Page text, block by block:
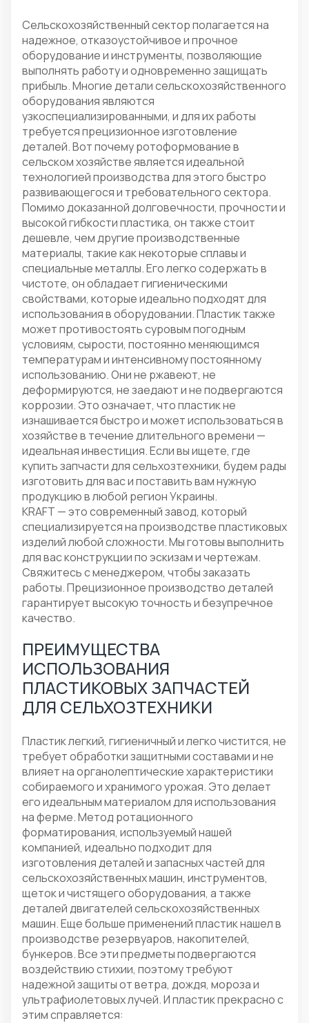
Сельскохозяйственный сектор полагается на
надежное, отказоустойчивое и прочное
оборудование и инструменты, позволяющие
выполнять работу и одновременно защищать
прибыль. Многие детали сельскохозяйственного
оборудования являются
узкоспециализированными, и для их работы
требуется прецизионное изготовление
деталей. Вот почему ротоформование в
сельском хозяйстве является идеальной
технологией производства для этого быстро
развивающегося и требовательного сектора.
Помимо доказанной долговечности, прочности и
высокой гибкости пластика, он также стоит
дешевле, чем другие производственные
материалы, такие как некоторые сплавы и
специальные металлы. Его легко содержать в
чистоте, он обладает гигиеническими
свойствами, которые идеально подходят для
использования в оборудовании. Пластик также
может противостоять суровым погодным
условиям, сырости, постоянно меняющимся
температурам и интенсивному постоянному
использованию. Они не ржавеют, не
деформируются, не заедают и не подвергаются
коррозии. Это означает, что пластик не
изнашивается быстро и может использоваться в
хозяйстве в течение длительного времени —
идеальная инвестиция. Если вы ищете, где
купить запчасти для сельхозтехники, будем рады
изготовить для вас и поставить вам нужную
продукцию в любой регион Украины.
KRAFT — это современный завод, который
специализируется на производстве пластиковых
изделий любой сложности. Мы готовы выполнить
для вас конструкции по эскизам и чертежам.
Свяжитесь с менеджером, чтобы заказать
работы. Прецизионное производство деталей
гарантирует высокую точность и безупречное
качество.
ПРЕИМУЩЕСТВА
ИСПОЛЬЗОВАНИЯ
ПЛАСТИКОВЫХ ЗАПЧАСТЕЙ
ДЛЯ СЕЛЬХОЗТЕХНИКИ
Пластик легкий, гигиеничный и легко чистится, не
требует обработки защитными составами и не
влияет на органолептические характеристики
собираемого и хранимого урожая. Это делает
его идеальным материалом для использования
на ферме. Метод ротационного
форматирования, используемый нашей
компанией, идеально подходит для
изготовления деталей и запасных частей для
сельскохозяйственных машин, инструментов,
щеток и чистящего оборудования, а также
деталей двигателей сельскохозяйственных
машин. Еще больше применений пластик нашел в
производстве резервуаров, накопителей,
бункеров. Все эти предметы подвергаются
воздействию стихии, поэтому требуют
надежной защиты от ветра, дождя, мороза и
ультрафиолетовых лучей. И пластик прекрасно с
этим справляется: